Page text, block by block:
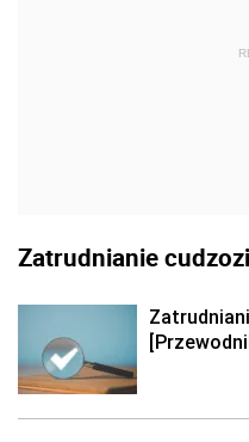
Zatrudnianie